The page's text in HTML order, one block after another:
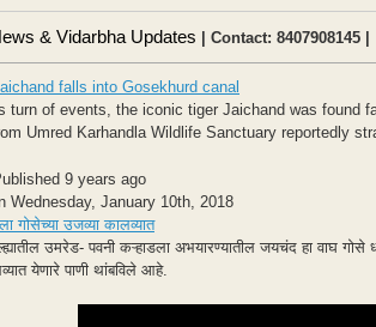
& Vidarbha Updates | Contact: 8407908145 |
falls into Gosekhurd canal
turn of events, the iconic tiger Jaichand was found
Umred Karhandla Wildlife Sanctuary reportedly
9 years ago
Wednesday, January 10th, 2018
गोसेच्या उजव्या कालव्यात
उमरेड- पवनी कऱ्हाडला अभयारण्यातील जयचंद हा वाघ
येणारे पाणी थांबविले आहे.